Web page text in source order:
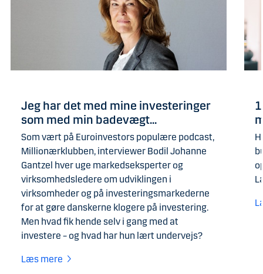
Jeg har det med mine investeringer
som med min badevægt...
Som vært på Euroinvestors populære podcast,
Millionærklubben, interviewer Bodil Johanne
Gantzel hver uge markedseksperter og
virksomhedsledere om udviklingen i
virksomheder og på investeringsmarkederne
for at gøre danskerne klogere på investering.
Men hvad fik hende selv i gang med at
investere – og hvad har hun lært undervejs?
Læs mere